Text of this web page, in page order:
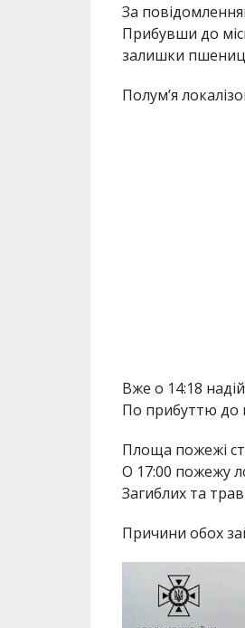
За
Прибувши до
залишки
Полум’я
Вже о 14:18
По прибуттю до
Площа пожежі
О 17:00 пожежу
Загиблих та
Причини обох